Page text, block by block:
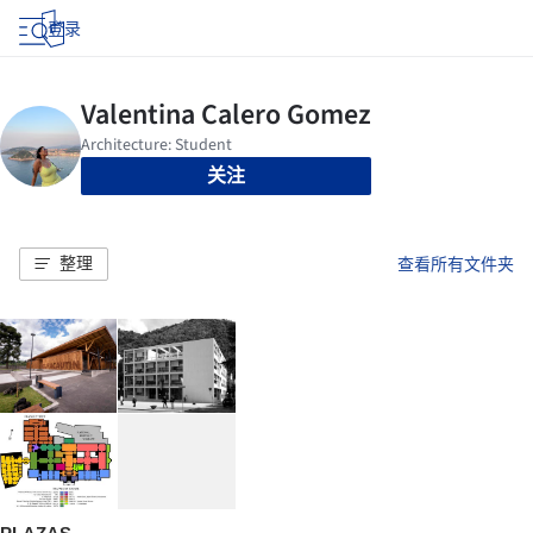
登录
关注
整理 查看所有文件夹